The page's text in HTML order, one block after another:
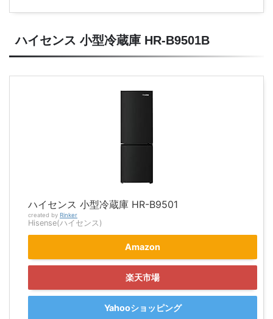
ハイセンス 小型冷蔵庫 HR-B9501B
ハイセンス 小型冷蔵庫 HR-B9501
created by Rinker
Hisense(ハイセンス)
Amazon
楽天市場
Yahooショッピング